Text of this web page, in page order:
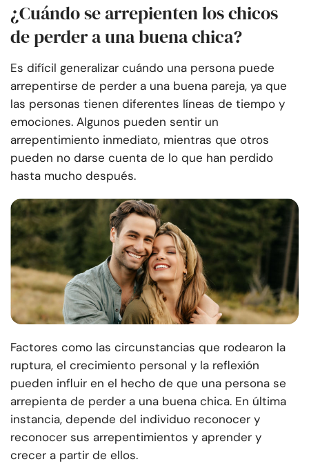
¿Cuándo se arrepienten los chicos
de perder a una buena chica?
Es difícil generalizar cuándo una persona puede
arrepentirse de perder a una buena pareja, ya que
las personas tienen diferentes líneas de tiempo y
emociones. Algunos pueden sentir un
arrepentimiento inmediato, mientras que otros
pueden no darse cuenta de lo que han perdido
hasta mucho después.
Factores como las circunstancias que rodearon la
ruptura, el crecimiento personal y la reflexión
pueden influir en el hecho de que una persona se
arrepienta de perder a una buena chica. En última
instancia, depende del individuo reconocer y
reconocer sus arrepentimientos y aprender y
crecer a partir de ellos.